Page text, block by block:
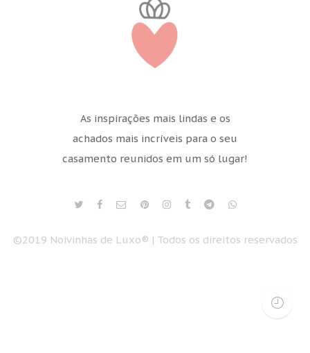
As inspirações mais lindas e os
achados mais incríveis para o seu
casamento reunidos em um só lugar!
©2019 Noivinhas de Luxo® | Todos os direitos reservados